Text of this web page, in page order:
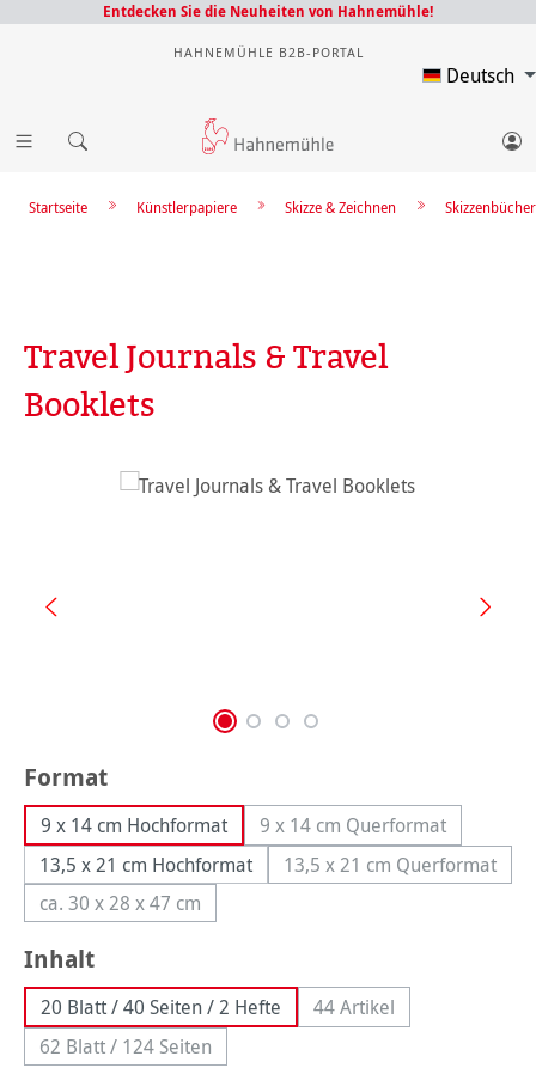
Entdecken Sie die Neuheiten von Hahnemühle!
HAHNEMÜHLE B2B-PORTAL
Deutsch
Skizzenbücher
Skizze & Zeichnen
Künstlerpapiere
Startseite
Travel Journals & Travel
Booklets
Bildergalerie überspringen
Formatauswählen
9 x 14 cm Hochformat 9 x 14 cm Querformat
(Diese Option ist
13,5 x 21 cm Hochformat 13,5 x 21 cm Querformat
(Diese Option ist
ca. 30 x 28 x 47 cm(Diese Option ist zurzeit nicht verfügbar.)
Inhaltauswählen
20 Blatt / 40 Seiten / 2 Hefte 44 Artikel(Diese Option ist
62 Blatt / 124 Seiten(Diese Option ist zurzeit nicht verfügbar.)